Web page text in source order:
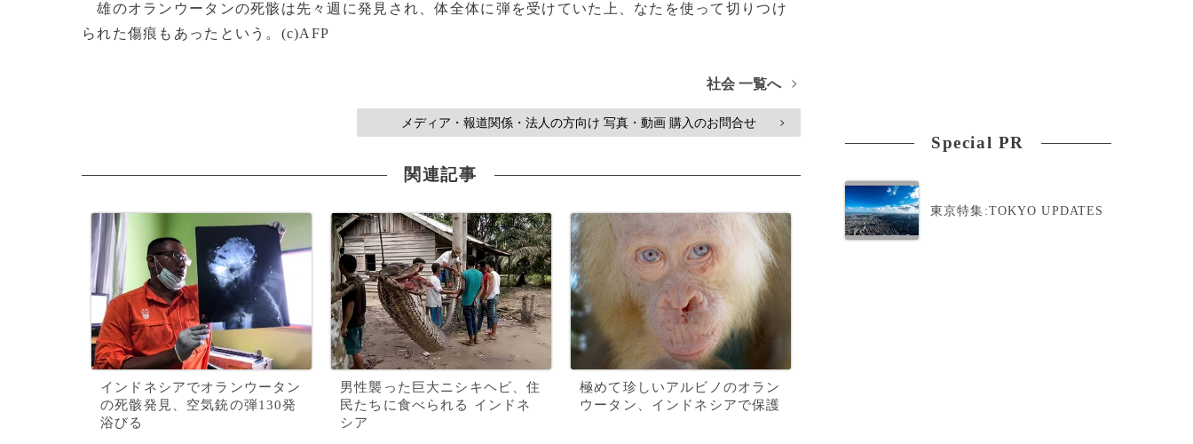
雄のオランウータンの死骸は先々週に発見され、体全体に弾を受けていた上、なたを使って切りつけ
られた傷痕もあったという。(c)AFP
社会 一覧へ >
メディア・報道関係・法人の方向け 写真・動画 購入のお問合せ >
関連記事
インドネシアでオランウータン
の死骸発見、空気銃の弾130発
浴びる
男性襲った巨大ニシキヘビ、住
民たちに食べられる インドネ
シア
極めて珍しいアルビノのオラン
ウータン、インドネシアで保護
Special PR
東京特集:TOKYO UPDATES